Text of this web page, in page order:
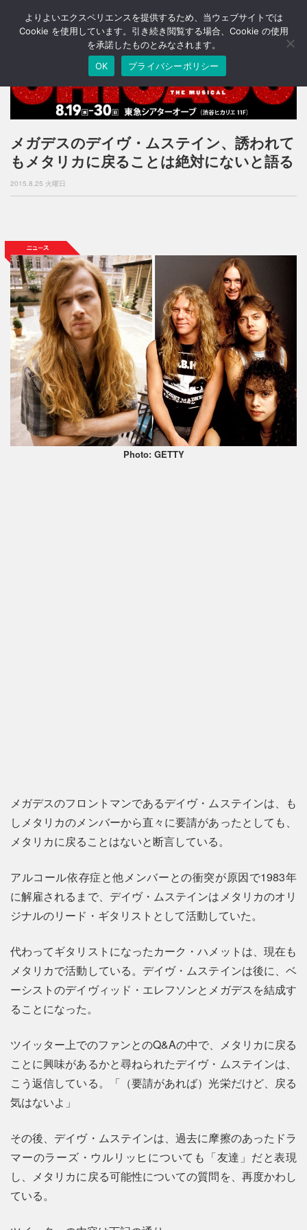
T
o
n
v
g
a
o
メガデスのデイヴ・ムステイン、誘われて
もメタリカに戻ることは絶対にないと語る
2015.8.25 火曜日
Photo: GETTY
メガデスのフロントマンであるデイヴ・ムステインは、も
しメタリカのメンバーから直々に要請があったとしても、
メタリカに戻ることはないと断言している。
アルコール依存症と他メンバーとの衝突が原因で1983年
に解雇されるまで、デイヴ・ムステインはメタリカのオリ
ジナルのリード・ギタリストとして活動していた。
代わってギタリストになったカーク・ハメットは、現在も
メタリカで活動している。デイヴ・ムステインは後に、ベ
ーシストのデイヴィッド・エレフソンとメガデスを結成す
ることになった。
ツイッター上でのファンとのQ&Aの中で、メタリカに戻る
ことに興味があるかと尋ねられたデイヴ・ムステインは、
こう返信している。「（要請があれば）光栄だけど、戻る
気はないよ」
その後、デイヴ・ムステインは、過去に摩擦のあったドラ
マーのラーズ・ウルリッヒについても「友達」だと表現
し、メタリカに戻る可能性についての質問を、再度かわし
ている。
よりよいエクスペリエンスを提供するため、当ウェブサイトでは
Cookie を使用しています。引き続き閲覧する場合、Cookie の使用
を承諾したものとみなされます。
OK
プライバシーポリシー